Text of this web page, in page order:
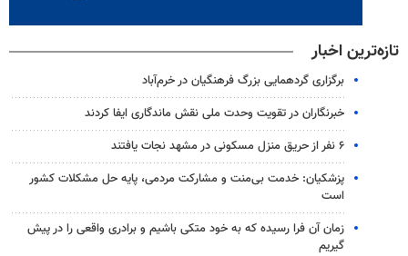
تازه‌ترین اخبار
برگزاری گردهمایی بزرگ فرهنگیان در خرم‌آباد
خبرنگاران در تقویت وحدت ملی نقش ماندگاری ایفا کردند
۶ نفر از حریق منزل مسکونی در مشهد نجات یافتند
پزشکیان: خدمت بی‌منت و مشارکت مردمی، پایه حل مشکلات کشور
است
زمان آن فرا رسیده که به خود متکی باشیم و برادری واقعی را در پیش
گیریم